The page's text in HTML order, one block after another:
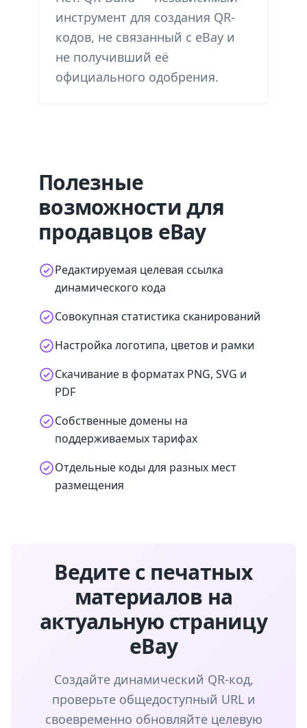
инструмент для создания QR-
кодов, не связанный с eBay и
не получивший её
официального одобрения.
Полезные
возможности для
продавцов eBay
Редактируемая целевая ссылка
динамического кода
Совокупная статистика сканирований
Настройка логотипа, цветов и рамки
Скачивание в форматах PNG, SVG и
PDF
Собственные домены на
поддерживаемых тарифах
Отдельные коды для разных мест
размещения
Ведите с печатных
материалов на
актуальную страницу
eBay
Создайте динамический QR-код,
проверьте общедоступный URL и
своевременно обновляйте целевую